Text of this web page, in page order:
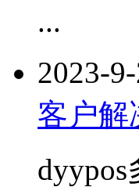
...
2023-
客户解